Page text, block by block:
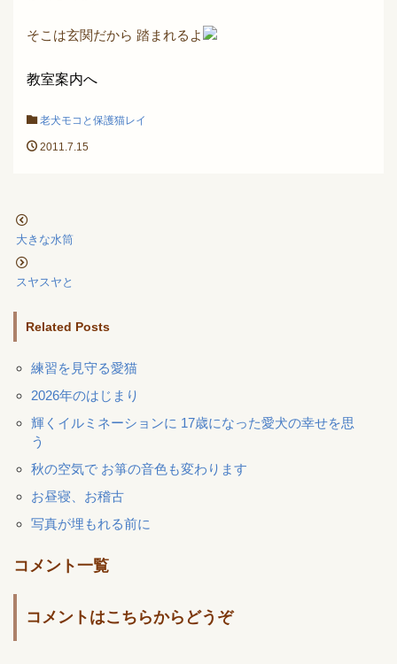
そこは玄関だから 踏まれるよ
教室案内へ
老犬モコと保護猫レイ
2011.7.15
大きな水筒
スヤスヤと
Related Posts
練習を見守る愛猫
2026年のはじまり
輝くイルミネーションに 17歳になった愛犬の幸せを思
う
秋の空気で お箏の音色も変わります
お昼寝、お稽古
写真が埋もれる前に
コメント一覧
コメントはこちらからどうぞ